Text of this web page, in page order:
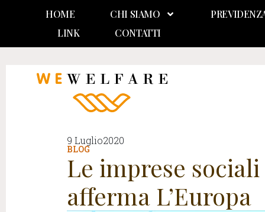
HOME CHI SIAMO
LINK
CONTATTI
9 Luglio2020
BLOG
Le imprese
afferma L’Europa